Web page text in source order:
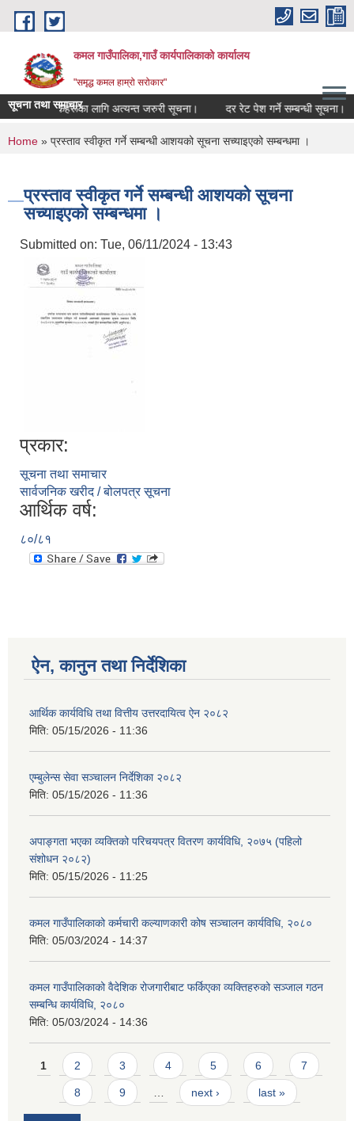
Skip to main content
कमल गाउँपालिका,गाउँ कार्यपालिकाको कार्यालय
"समृद्ध कमल हाम्रो सरोकार"
सूचना तथा समाचार
सम्बन्धी कृषकहरूका लागि अत्यन्त जरुरी सूचना। दर रेट पेश गर्ने सम्बन्धी सूचना।
You are here
Home » प्रस्ताव स्वीकृत गर्ने सम्बन्धी आशयको सूचना सच्याइएको सम्बन्धमा ।
प्रस्ताव स्वीकृत गर्ने सम्बन्धी आशयको सूचना
सच्याइएको सम्बन्धमा ।
Submitted on: Tue, 06/11/2024 - 13:43
प्रकार:
सूचना तथा समाचार
सार्वजनिक खरीद / बोलपत्र सूचना
आर्थिक वर्ष:
८०/८१
ऐन, कानुन तथा निर्देशिका
आर्थिक कार्यविधि तथा वित्तीय उत्तरदायित्व ऐन २०८२
मिति: 05/15/2026 - 11:36
एम्बुलेन्स सेवा सञ्चालन निर्देशिका २०८२
मिति: 05/15/2026 - 11:36
अपाङ्गता भएका व्यक्तिको परिचयपत्र वितरण कार्यविधि, २०७५ (पहिलो
संशोधन २०८२)
मिति: 05/15/2026 - 11:25
कमल गाउँपालिकाको कर्मचारी कल्याणकारी कोष सञ्चालन कार्यविधि, २०८०
मिति: 05/03/2024 - 14:37
कमल गाउँपालिकाको वैदेशिक रोजगारीबाट फर्किएका व्यक्तिहरुको सञ्जाल गठन
सम्बन्धि कार्यविधि, २०८०
मिति: 05/03/2024 - 14:36
Pages
1 2 3 4 5 6 7
8 9 next › last »